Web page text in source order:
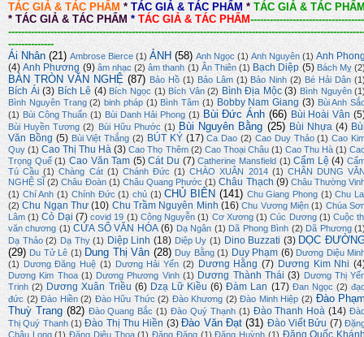
TÁC GIẢ & TÁC PHẨM * TÁC GIẢ & TÁC PHẨM * TÁC GIẢ & TÁC
* TÁC GIẢ & TÁC PHẨM *TÁC GIẢ & TÁC PHẨM-----------------------------------
--------------
Ái Nhân (21) Ambrose Bierce (1) ẢNH (58) Anh Ngọc (1) Anh Nguyên (1) Anh
(4) Anh Phương (9) âm nhạc (2) âm thanh (1) Ân Thiên (1) Bạch Diệp (5) Bách Mỵ
BÀN TRÒN VĂN NGHỆ (87) Bảo Hồ (1) Bảo Lâm (1) Bảo Ninh (2) Bé Hải Dân
Bích Ái (3) Bích Lê (4) Bích Ngọc (1) Bích Vân (2) Bình Địa Mộc (3) Bình Nguyên
Bình Nguyên Trang (2) binh pháp (1) Bình Tâm (1) Bobby Nam Giang (3) Bùi Anh
(1) Bùi Công Thuấn (1) Bùi Danh Hải Phong (1) Bùi Đức Ánh (66) Bùi Hoài Vân
Bùi Huyền Tương (2) Bùi Hữu Phước (1) Bùi Nguyên Bằng (25) Bùi Nhựa (4)
Văn Bồng (5) Bùi Việt Thắng (2) BÚT KÝ (17) Ca Dao (2) Cao Duy Thảo (1) Cao
Quy (1) Cao Thị Thu Hà (3) Cao Thọ Thêm (2) Cao Thoại Châu (1) Cao Thu Hà (1)
Trọng Quế (1) Cao Văn Tam (5) Cát Du (7) Catherine Mansfield (1) Cẩm Lệ (4)
Tú Cầu (1) Chàng Cát (1) Chánh Đức (1) CHÀO XUÂN 2014 (1) CHÂN DUNG
NGHỆ SĨ (2) Châu Đoàn (1) Châu Quang Phước (1) Châu Thạch (9) Châu Thường
(1) Chí Anh (1) Chính Đức (1) chủ (1) CHỦ BIÊN (141) Chu Giang Phong (1) Chu
(2) Chu Ngạn Thư (10) Chu Trầm Nguyên Minh (16) Chu Vương Miện (1) Chúa
Lâm (1) Cỏ Dại (7) covid 19 (1) Công Nguyễn (1) Cơ Xương (1) Cúc Dương (1) Cuộc
văn chương (1) CỬA SỔ VĂN HÓA (6) Dạ Ngân (1) Dã Phong Bình (2) Dã Phương
Dạ Thảo (2) Dạ Thy (1) Diệp Linh (18) Diệp Uy (1) Dino Buzzati (3) DỌC
(29) Du Tử Lê (1) Dung Thị Vân (28) Duy Bằng (1) Duy Phạm (6) Dương Diệu
(1)
Dương Đăng Huệ (1) Dương Hải Yến (2) Dương Hằng (7) Dương Kim Nhi
Dương Kim Thoa (1) Dương Phương Vinh (1) Dương Thành Thái (3) Dương Thị
Trinh (2) Dương Xuân Triều (6) Dzạ Lữ Kiều (6) Đàm Lan (17) Đan Ngọc (2)
đức (2) Đào Hiền (2) Đào Hữu Thức (2) Đào Khương (2) Đào Minh Hiệp (2) Đào
Thuỳ Trang (82) Đào Quang Bắc (1) Đào Quý Thạnh (1) Đào Thanh Hoà (14)
Thị Quý Thanh (1) Đào Thị Thu Hiền (3) Đào Văn Đạt (31) Đào Viết Bửu (7)
Châu Long (1) Đặng Diệu Thoa (1) Đăng Đăng (1) Đăng Huỳnh (1)